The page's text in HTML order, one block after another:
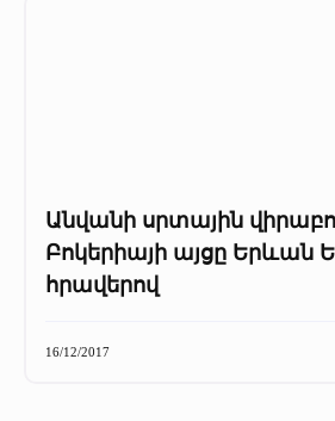
Անվանի սրտային
Բոկերիայի այցը Երևան
հրավերով
16/12/2017